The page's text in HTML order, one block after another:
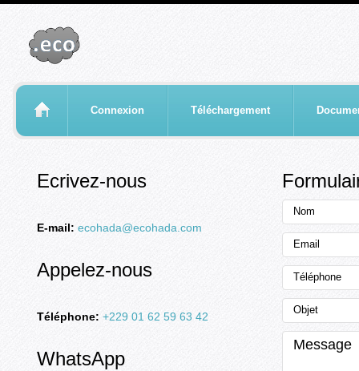
Connexion Téléchargement
Ecrivez-nous
E-mail: ecohada@ecohada.com
Appelez-nous
Téléphone: +229 01 62 59 63 42
WhatsApp